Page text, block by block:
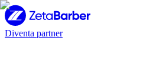
Diventa partner